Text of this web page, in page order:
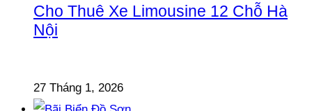
Cho Thuê Xe Limousine 12 Chỗ Hà
Nội
27 Tháng 1, 2026